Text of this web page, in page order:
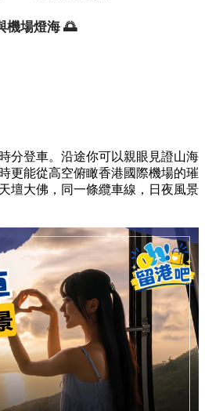
機場燈海 🌅
分登車。沿途你可以親眼見證山海
更能從高空俯瞰香港國際機場的璀
壇大佛，同一條纜車線，日夜風景